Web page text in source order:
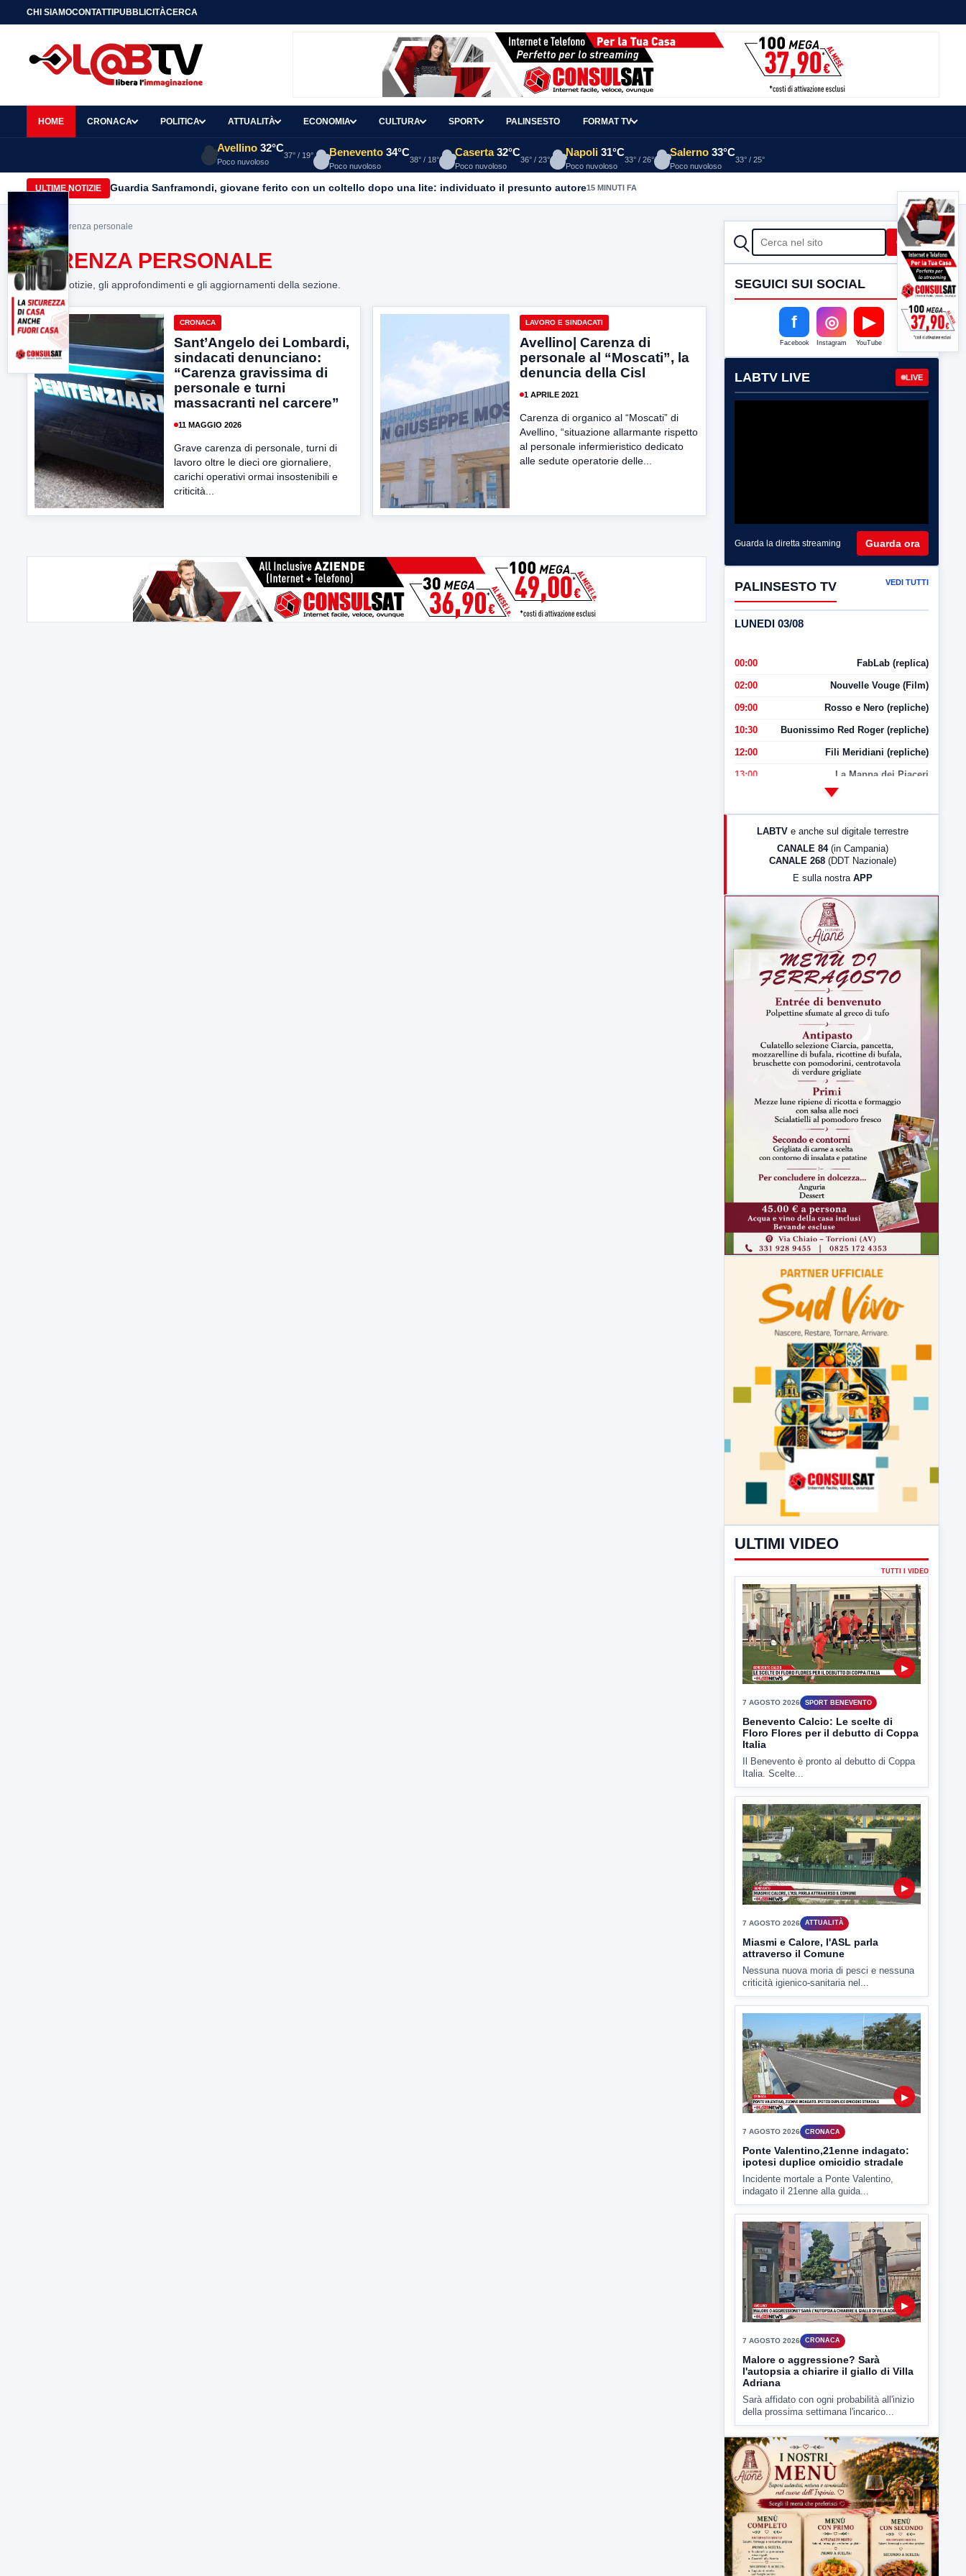
CHI SIAMOCONTATTIPUBBLICITÀCERCA
HOME CRONACA POLITICA ATTUALITÀ ECONOMIA CULTURA SPORT PALINSESTO FORMAT TV
Avellino 32°C
Poco nuvoloso
37° / 19° Benevento 34°C
Poco nuvoloso
38° / 18°
Caserta 32°C
Poco nuvoloso
36° / 23°
Napoli 31°C
Poco nuvoloso
33° / 26°
Salerno 33°C
Poco nuvoloso
33° / 25°
ULTIME NOTIZIE Guardia Sanframondi, giovane ferito con un coltello dopo una lite: individuato il presunto autore15 MINUTI FA
Home> carenza personale
CARENZA PERSONALE
Tutte le notizie, gli approfondimenti e gli aggiornamenti della sezione.
CRONACA
Sant’Angelo dei Lombardi,
sindacati denunciano:
“Carenza gravissima di
personale e turni
massacranti nel carcere”
11 MAGGIO 2026
Grave carenza di personale, turni di
lavoro oltre le dieci ore giornaliere,
carichi operativi ormai insostenibili e
criticità...
LAVORO E SINDACATI
Avellino| Carenza di
personale al “Moscati”, la
denuncia della Cisl
1 APRILE 2021
Carenza di organico al “Moscati” di
Avellino, “situazione allarmante rispetto
al personale infermieristico dedicato
alle sedute operatorie delle...
CERCA Cerca
SEGUICI SUI SOCIAL
f
Facebook
◎
Instagram
▶
YouTube
LABTV LIVE LIVE
Guarda la diretta streaming Guarda ora
PALINSESTO TV VEDI TUTTI
LUNEDI 03/08
00:00 FabLab (replica)
02:00 Nouvelle Vouge (Film)
09:00 Rosso e Nero (repliche)
10:30 Buonissimo Red Roger (repliche)
12:00 Fili Meridiani (repliche)
13:00 La Mappa dei Piaceri
LabNews (Diretta)
LabNews (replica)
LABTV e anche sul digitale terrestre
CANALE 84 (in Campania)
CANALE 268 (DDT Nazionale)
E sulla nostra APP
ULTIMI VIDEO
TUTTI I VIDEO
▶
7 AGOSTO 2026 SPORT BENEVENTO
Benevento Calcio: Le scelte di
Floro Flores per il debutto di Coppa
Italia
Il Benevento è pronto al debutto di Coppa
Italia. Scelte...
▶
7 AGOSTO 2026 ATTUALITÀ
Miasmi e Calore, l'ASL parla
attraverso il Comune
Nessuna nuova moria di pesci e nessuna
criticità igienico-sanitaria nel...
▶
7 AGOSTO 2026 CRONACA
Ponte Valentino,21enne indagato:
ipotesi duplice omicidio stradale
Incidente mortale a Ponte Valentino,
indagato il 21enne alla guida...
▶
7 AGOSTO 2026 CRONACA
Malore o aggressione? Sarà
l'autopsia a chiarire il giallo di Villa
Adriana
Sarà affidato con ogni probabilità all'inizio
della prossima settimana l'incarico...